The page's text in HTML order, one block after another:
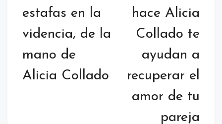
estafas en la
videncia, de la
mano de
Alicia Collado
hace Alicia
Collado te
ayudan a
recuperar el
amor de tu
pareja